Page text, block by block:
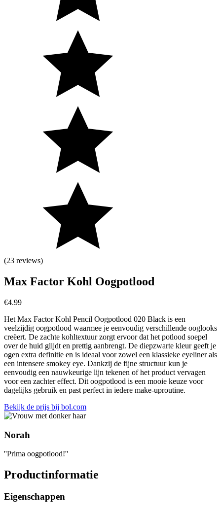
(23 reviews)
Max Factor Kohl Oogpotlood
€4.99
Het Max Factor Kohl Pencil Oogpotlood 020 Black is een
veelzijdig oogpotlood waarmee je eenvoudig verschillende ooglooks
creëert. De zachte kohltextuur zorgt ervoor dat het potlood soepel
over de huid glijdt en prettig aanbrengt. De diepzwarte kleur geeft je
ogen extra definitie en is ideaal voor zowel een klassieke eyeliner als
een intensere smokey eye. Dankzij de fijne structuur kun je
eenvoudig een nauwkeurige lijn tekenen of het product vervagen
voor een zachter effect. Dit oogpotlood is een mooie keuze voor
dagelijks gebruik en past perfect in iedere make-uproutine.
Bekijk de prijs bij bol.com
Norah
''Prima oogpotlood!''
Productinformatie
Eigenschappen